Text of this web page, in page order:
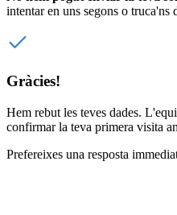
intentar en uns segons o truca'ns
Gràcies!
Hem rebut les teves dades.
confirmar la teva primera visita
Prefereixes una resposta